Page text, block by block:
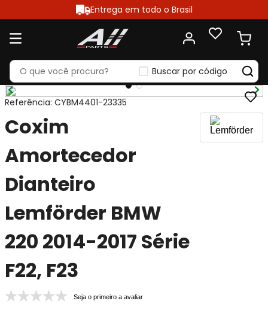
Entrega em todo o Brasil
Buscar por código
Referência: CYBM4401-23335
Coxim
Amortecedor
Dianteiro
Lemförder BMW
220 2014-2017 Série
F22, F23
Seja o primeiro a avaliar